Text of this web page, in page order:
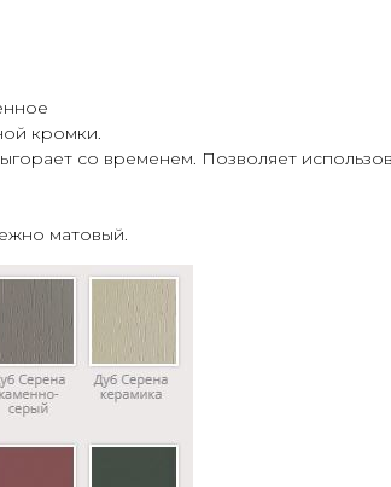
кромки.
со временем. Позволяет
матовый.